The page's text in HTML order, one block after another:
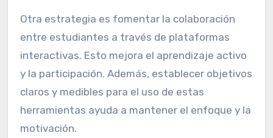
Otra estrategia es fomentar la colaboración
entre estudiantes a través de plataformas
interactivas. Esto mejora el aprendizaje activo
y la participación. Además, establecer objetivos
claros y medibles para el uso de estas
herramientas ayuda a mantener el enfoque y la
motivación.